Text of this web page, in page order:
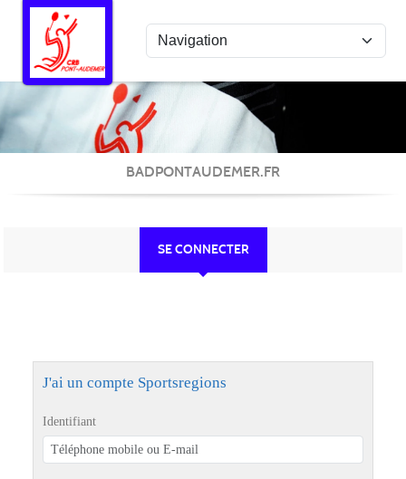
BADPONTAUDEMER.FR
SE CONNECTER
J'ai un compte Sportsregions
Identifiant
Panneau de gestion des cookies